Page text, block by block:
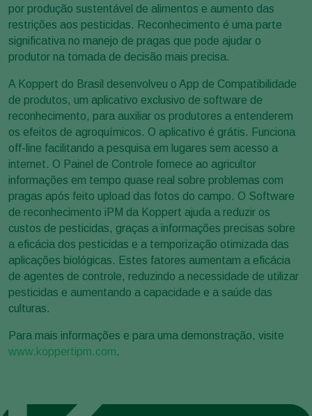
por produção sustentável de alimentos e aumento das
restrições aos pesticidas. Reconhecimento é uma parte
significativa no manejo de pragas que pode ajudar o
produtor na tomada de decisão mais precisa.
A Koppert do Brasil desenvolveu o App de Compatibilidade
de produtos, um aplicativo exclusivo de software de
reconhecimento, para auxiliar os produtores a entenderem
os efeitos de agroquímicos. O aplicativo é grátis. Funciona
off-line facilitando a pesquisa em lugares sem acesso a
internet. O Painel de Controle fornece ao agricultor
informações em tempo quase real sobre problemas com
pragas após feito upload das fotos do campo. O Software
de reconhecimento iPM da Koppert ajuda a reduzir os
custos de pesticidas, graças a informações precisas sobre
a eficácia dos pesticidas e a temporização otimizada das
aplicações biológicas. Estes fatores aumentam a eficácia
de agentes de controle, reduzindo a necessidade de utilizar
pesticidas e aumentando a capacidade e a saúde das
culturas.
Para mais informações e para uma demonstração, visite
www.koppertipm.com.